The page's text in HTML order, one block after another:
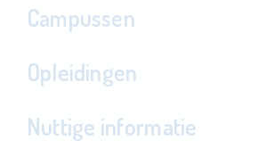
Campussen
Opleidingen
Nuttige informatie